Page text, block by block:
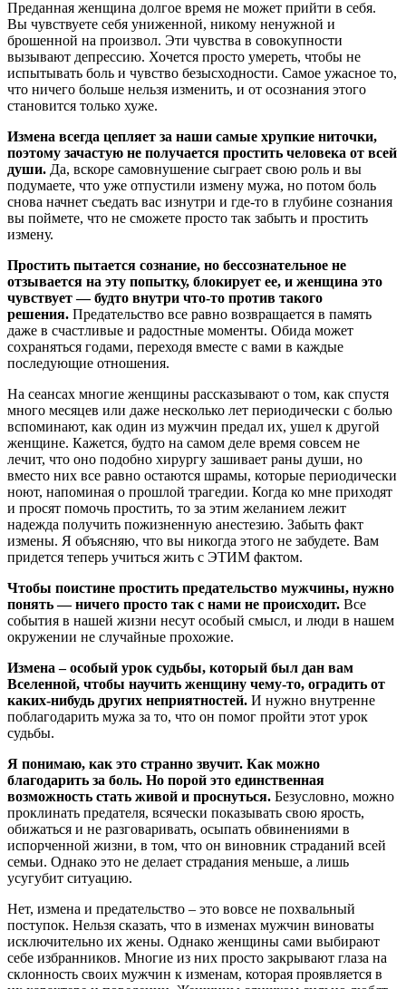
Преданная женщина долгое время не может прийти в себя.
Вы чувствуете себя униженной, никому ненужной и
брошенной на произвол. Эти чувства в совокупности
вызывают депрессию. Хочется просто умереть, чтобы не
испытывать боль и чувство безысходности. Самое ужасное то,
что ничего больше нельзя изменить, и от осознания этого
становится только хуже.
Измена всегда цепляет за наши самые хрупкие ниточки,
поэтому зачастую не получается простить человека от всей
души. Да, вскоре самовнушение сыграет свою роль и вы
подумаете, что уже отпустили измену мужа, но потом боль
снова начнет съедать вас изнутри и где-то в глубине сознания
вы поймете, что не сможете просто так забыть и простить
измену.
Простить пытается сознание, но бессознательное не
отзывается на эту попытку, блокирует ее, и женщина это
чувствует — будто внутри что-то против такого
решения. Предательство все равно возвращается в память
даже в счастливые и радостные моменты. Обида может
сохраняться годами, переходя вместе с вами в каждые
последующие отношения.
На сеансах многие женщины рассказывают о том, как спустя
много месяцев или даже несколько лет периодически с болью
вспоминают, как один из мужчин предал их, ушел к другой
женщине. Кажется, будто на самом деле время совсем не
лечит, что оно подобно хирургу зашивает раны души, но
вместо них все равно остаются шрамы, которые периодически
ноют, напоминая о прошлой трагедии. Когда ко мне приходят
и просят помочь простить, то за этим желанием лежит
надежда получить пожизненную анестезию. Забыть факт
измены. Я объясняю, что вы никогда этого не забудете. Вам
придется теперь учиться жить с ЭТИМ фактом.
Чтобы поистине простить предательство мужчины, нужно
понять — ничего просто так с нами не происходит. Все
события в нашей жизни несут особый смысл, и люди в нашем
окружении не случайные прохожие.
Измена – особый урок судьбы, который был дан вам
Вселенной, чтобы научить женщину чему-то, оградить от
каких-нибудь других неприятностей. И нужно внутренне
поблагодарить мужа за то, что он помог пройти этот урок
судьбы.
Я понимаю, как это странно звучит. Как можно
благодарить за боль. Но порой это единственная
возможность стать живой и проснуться. Безусловно, можно
проклинать предателя, всячески показывать свою ярость,
обижаться и не разговаривать, осыпать обвинениями в
испорченной жизни, в том, что он виновник страданий всей
семьи. Однако это не делает страдания меньше, а лишь
усугубит ситуацию.
Нет, измена и предательство – это вовсе не похвальный
поступок. Нельзя сказать, что в изменах мужчин виноваты
исключительно их жены. Однако женщины сами выбирают
себе избранников. Многие из них просто закрывают глаза на
склонность своих мужчин к изменам, которая проявляется в